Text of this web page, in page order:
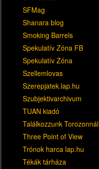
SFMag
Shanara blog
Smoking Barrels
Spekulatív Zóna FB
Spekulatív Zóna
Szellemlovas
Szerepjatek.lap.hu
Szubjektivarchivum
TUAN kiadó
Találkozzunk Torozonnál
Three Point of View
Trónok harca lap.hu
Tékák tárháza